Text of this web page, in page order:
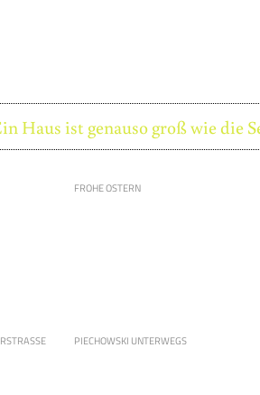
Haus ist genauso groß wie die
FROHE OSTERN
PIECHOWSKI UNTERWEGS